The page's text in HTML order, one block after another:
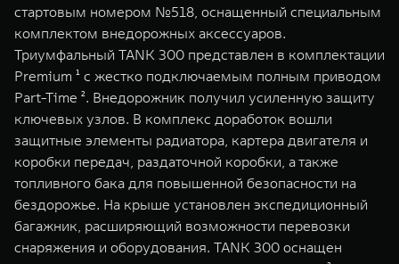
WEY 07
Расширяя границы комфорта
от 6 149 000 ₽
WEY 05
от 5 699
WEY 80 WEY 80
стартовым номером №518, оснащенный специальным
комплектом внедорожных аксессуаров.
Триумфальный TANK 300 представлен в комплектации
Premium ¹ с жестко подключаемым полным приводом
Part-Time ². Внедорожник получил усиленную защиту
ключевых узлов. В комплекс доработок вошли
защитные элементы радиатора, картера двигателя и
коробки передач, раздаточной коробки, а также
топливного бака для повышенной безопасности на
бездорожье. На крыше установлен экспедиционный
багажник, расширяющий возможности перевозки
снаряжения и оборудования. TANK 300 оснащен